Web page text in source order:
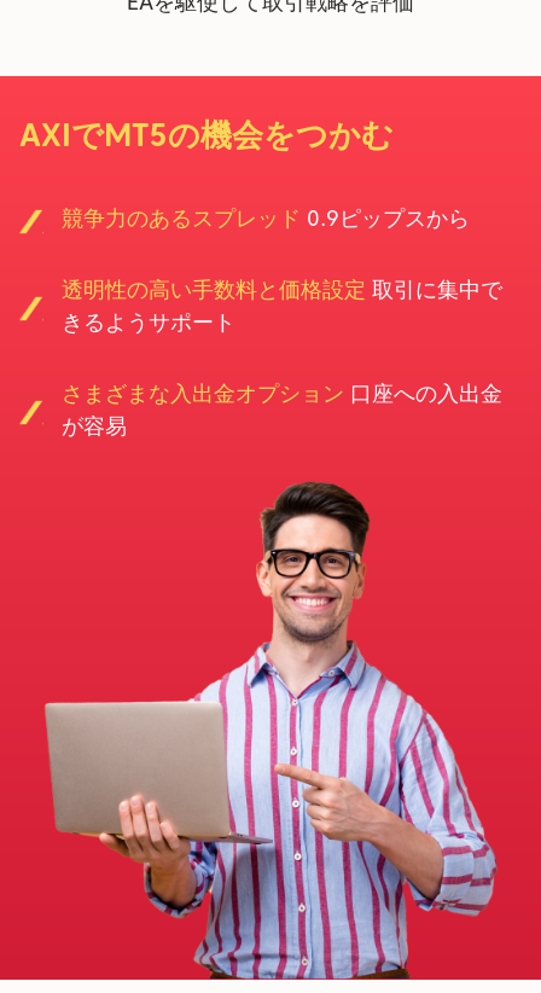
AXIでMT5の機会をつかむ
競争力のあるスプレッド 0.9ピップスから
透明性の高い手数料と価格設定 取引に集中で
きるようサポート
さまざまな入出金オプション 口座への入出金
が容易